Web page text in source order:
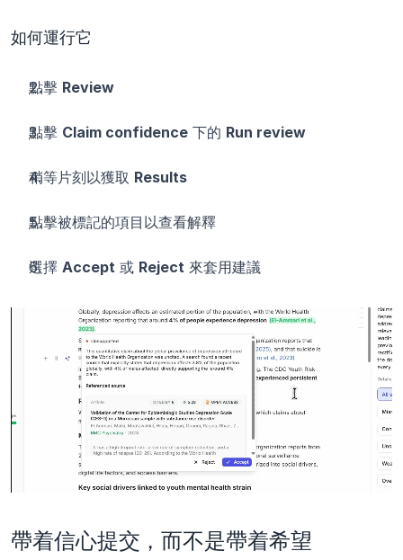
如何運行它
點擊 Review
點擊 Claim confidence 下的 Run review
稍等片刻以獲取 Results
點擊被標記的項目以查看解釋
選擇 Accept 或 Reject 來套用建議
帶着信心提交，而不是帶着希望